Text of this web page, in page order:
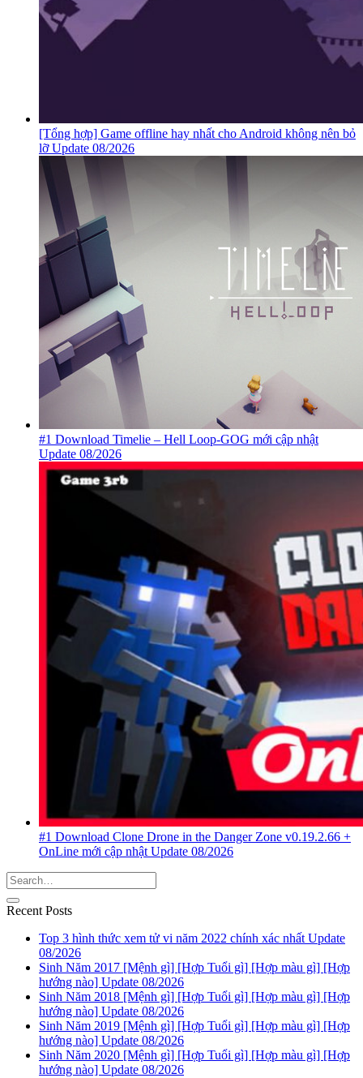
[Tổng hợp] Game offline hay nhất cho Android không nên bỏ
lỡ Update 08/2026
#1 Download Timelie – Hell Loop-GOG mới cập nhật
Update 08/2026
#1 Download Clone Drone in the Danger Zone v0.19.2.66 +
OnLine mới cập nhật Update 08/2026
Recent Posts
Top 3 hình thức xem tử vi năm 2022 chính xác nhất Update
08/2026
Sinh Năm 2017 [Mệnh gì] [Hợp Tuổi gì] [Hợp màu gì] [Hợp
hướng nào] Update 08/2026
Sinh Năm 2018 [Mệnh gì] [Hợp Tuổi gì] [Hợp màu gì] [Hợp
hướng nào] Update 08/2026
Sinh Năm 2019 [Mệnh gì] [Hợp Tuổi gì] [Hợp màu gì] [Hợp
hướng nào] Update 08/2026
Sinh Năm 2020 [Mệnh gì] [Hợp Tuổi gì] [Hợp màu gì] [Hợp
hướng nào] Update 08/2026